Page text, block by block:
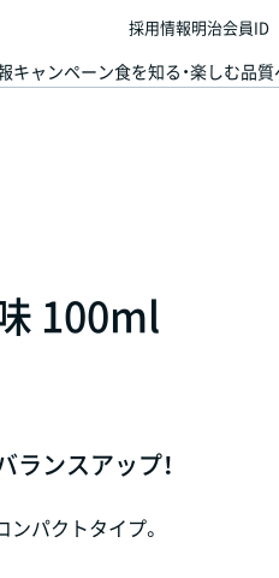
キャンペーン食を知る・楽しむ品
採用情報明治会員ID
100ml
ンスアップ！
パクトタイプ。